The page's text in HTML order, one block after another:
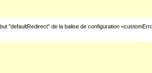
de la balise de configuration